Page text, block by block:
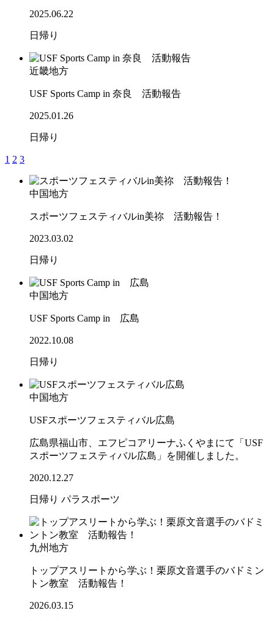
2025.06.22
日帰り
近畿地方
USF Sports Camp in 奈良 活動報告
2025.01.26
日帰り
1 2 3
中国地方
スポーツフェスティバルin美祢 活動報告！
2023.03.02
日帰り
中国地方
USF Sports Camp in 広島
2022.10.08
日帰り
中国地方
USFスポーツフェスティバル広島
広島県福山市、エフピコアリーナふくやまにて「USF
スポーツフェスティバル広島」を開催しました。
2020.12.27
日帰り パラスポーツ
九州地方
トップアスリートから学ぶ！栗原文音選手のバドミン
トン教室 活動報告！
2026.03.15